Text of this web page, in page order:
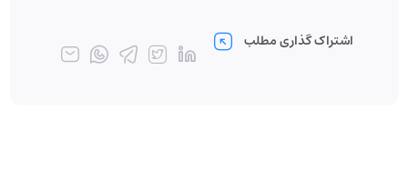
اشتراک گذاری مطلب